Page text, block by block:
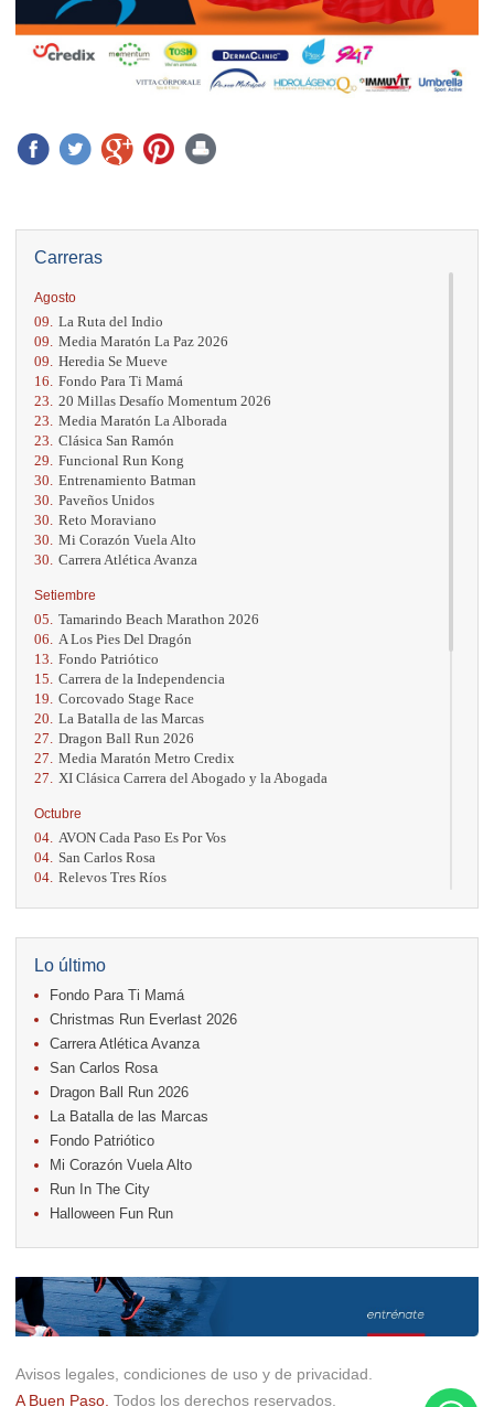
Carreras
Agosto
09. La Ruta del Indio
09. Media Maratón La Paz 2026
09. Heredia Se Mueve
16. Fondo Para Ti Mamá
23. 20 Millas Desafío Momentum 2026
23. Media Maratón La Alborada
23. Clásica San Ramón
29. Funcional Run Kong
30. Entrenamiento Batman
30. Paveños Unidos
30. Reto Moraviano
30. Mi Corazón Vuela Alto
30. Carrera Atlética Avanza
Setiembre
05. Tamarindo Beach Marathon 2026
06.
A Los Pies Del Dragón
13. Fondo Patriótico
15. Carrera de la Independencia
19. Corcovado Stage Race
20. La Batalla de las Marcas
27. Dragon Ball Run 2026
27. Media Maratón Metro Credix
27.
XI Clásica Carrera del Abogado y la Abogada
Octubre
04. AVON Cada Paso Es Por Vos
04. San Carlos Rosa
04. Relevos Tres Ríos
17. Caribe Paradise Run
18.
Casa Turire Trail Run
18. Warriors Run Circuit
18. Samsung Jacó Beach Half Marathon 2026
25. KRun by Under Armour
25. Run Alajuela
Noviembre
08. Lindora Run
15. Entre Pan y Rosas
Diciembre
06. Trail Vulcania 2026
12. Media Maratón Puntarenas 2026
Lo último
Fondo Para Ti Mamá
Christmas Run Everlast 2026
Carrera Atlética Avanza
San Carlos Rosa
Dragon Ball Run 2026
La Batalla de las Marcas
Fondo Patriótico
Mi Corazón Vuela Alto
Run In The City
Halloween Fun Run
Avisos legales, condiciones de uso y de privacidad.
A Buen Paso. Todos los derechos reservados.